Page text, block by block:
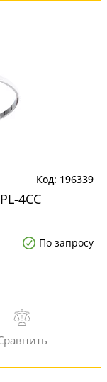
196339
4CC
По запросу